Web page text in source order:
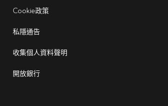
Cookie政策
私隱通告
收集個人資料聲明
開放銀行